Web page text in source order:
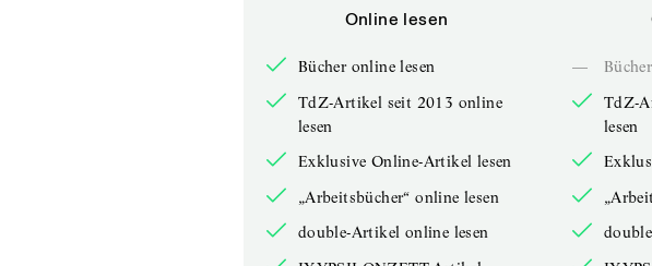
Online lesen
Bücher online lesen
TdZ-Artikel seit 2013 online
lesen
Exklusive Online-Artikel lesen
„Arbeitsbücher“ online lesen
double-Artikel online lesen
—
TdZ-
lesen